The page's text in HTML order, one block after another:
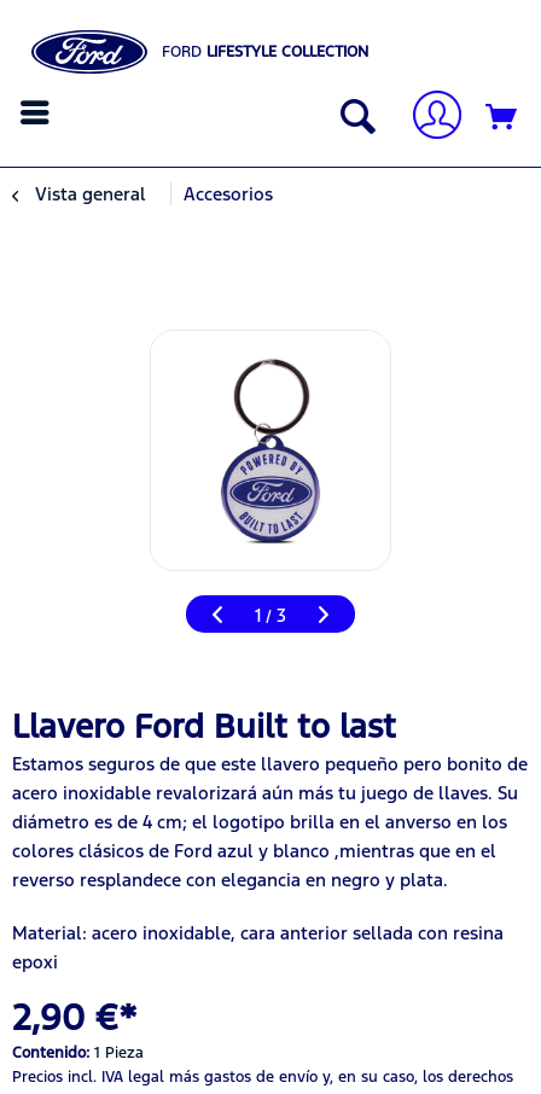
FORD LIFESTYLE COLLECTION
Vista general Accesorios
1 / 3
Llavero Ford Built to last
Estamos seguros de que este llavero pequeño pero bonito de
acero inoxidable revalorizará aún más tu juego de llaves. Su
diámetro es de 4 cm; el logotipo brilla en el anverso en los
colores clásicos de Ford azul y blanco ,mientras que en el
reverso resplandece con elegancia en negro y plata.
Material: acero inoxidable, cara anterior sellada con resina
epoxi
2,90 €*
Contenido: 1 Pieza
Precios incl. IVA legal más gastos de envío y, en su caso, los derechos